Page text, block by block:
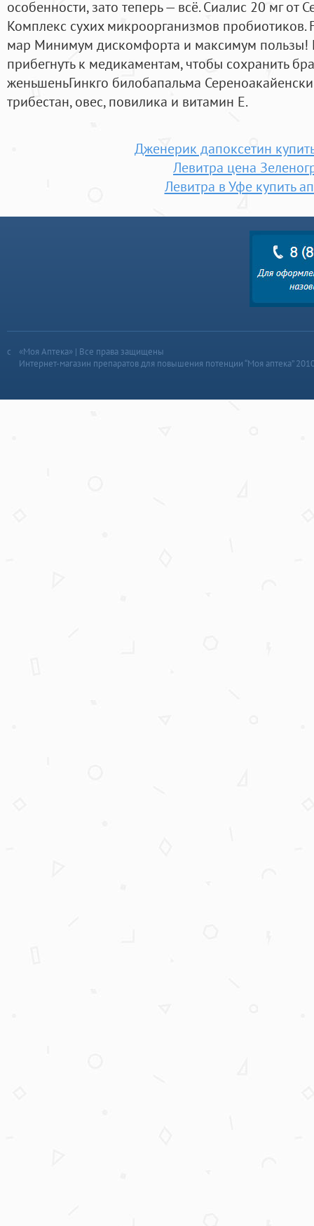
особенности, зато теперь — всё. Сиалис 20 мг от
Комплекс сухих микроорганизмов пробиотиков.
мар Минимум дискомфорта и максимум пользы!
прибегнуть к медикаментам, чтобы сохранить
женьшеньГинкго билобапальма
трибестан, овес, повилика и витамин E.
Дженерик дапоксетин
Левитра цена
Левитра в Уфе купить
«Моя Аптека» | Все права защищены
Интернет-магазин препаратов для повышения потенции “Моя аптека”